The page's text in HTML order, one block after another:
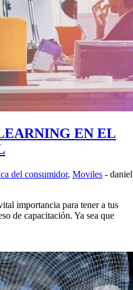
EN EL
del consumidor, Moviles - daniel
importancia para tener a tus
de capacitación. Ya sea que